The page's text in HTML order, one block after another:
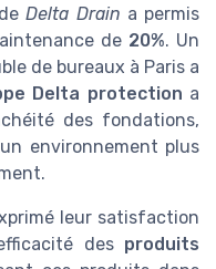
Delta Drain a permis
de 20%. Un
de bureaux à Paris a
Delta protection a
des fondations,
environnement plus
leur satisfaction
des produits